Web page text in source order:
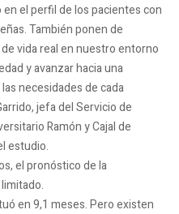
el perfil de los pacientes con
También ponen de
vida real en nuestro entorno
y avanzar hacia una
necesidades de cada
jefa del Servicio de
Ramón y Cajal de
estudio.
el pronóstico de la
en 9,1 meses. Pero existen